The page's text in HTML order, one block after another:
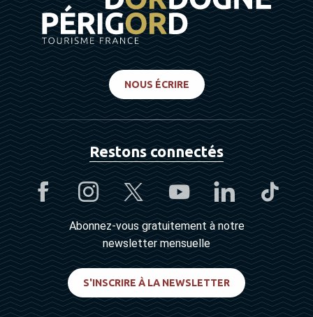
NOUS ÉCRIRE
Restons connectés
Abonnez-vous gratuitement à notre
newsletter mensuelle
S'INSCRIRE À LA NEWSLETTER